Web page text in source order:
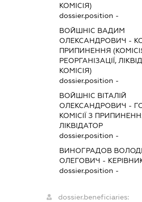
КОМІСІЯ)
dossier.position -
ВОЙШНІС ВАДИМ
ОЛЕКСАНДРОВИЧ -
ПРИПИНЕННЯ
РЕОРГАНІЗАЦІЇ,
КОМІСІЯ)
dossier.position -
ВОЙШНІС ВІТАЛІЙ
ОЛЕКСАНДРОВИЧ -
КОМІСІЇ З
ЛІКВІДАТОР
dossier.position -
ВИНОГРАДОВ
ОЛЕГОВИЧ -
dossier.position -
dossier.beneficiaries: